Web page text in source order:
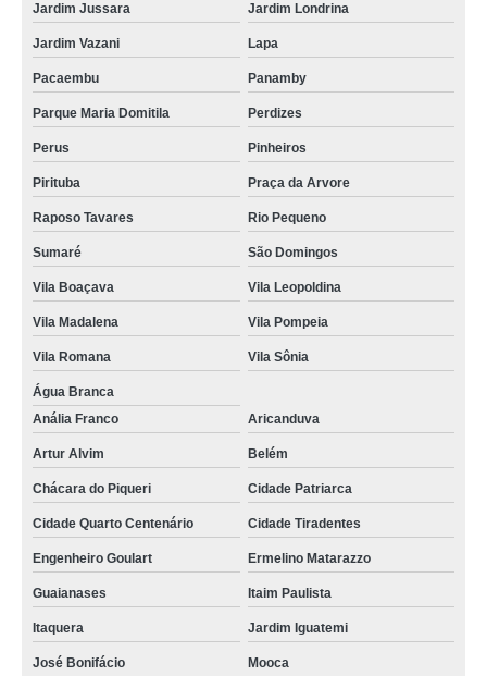
Jardim Jussara Jardim Londrina
Jardim Vazani Lapa
Pacaembu Panamby
Parque Maria Domitila Perdizes
Perus Pinheiros
Pirituba Praça da Arvore
Raposo Tavares Rio Pequeno
Sumaré São Domingos
Vila Boaçava Vila Leopoldina
Vila Madalena Vila Pompeia
Vila Romana Vila Sônia
Água Branca
Anália Franco
Aricanduva
Artur Alvim Belém
Chácara do Piqueri Cidade Patriarca
Cidade Quarto Centenário Cidade Tiradentes
Engenheiro Goulart Ermelino Matarazzo
Guaianases Itaim Paulista
Itaquera Jardim Iguatemi
José Bonifácio Mooca